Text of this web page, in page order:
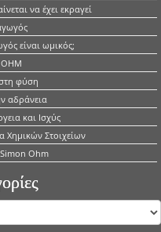
να έχει εκραγεί
είναι ωμικός;
φύση
αδράνεια
και Ισχύς
Χημικών Στοιχείων
Ohm